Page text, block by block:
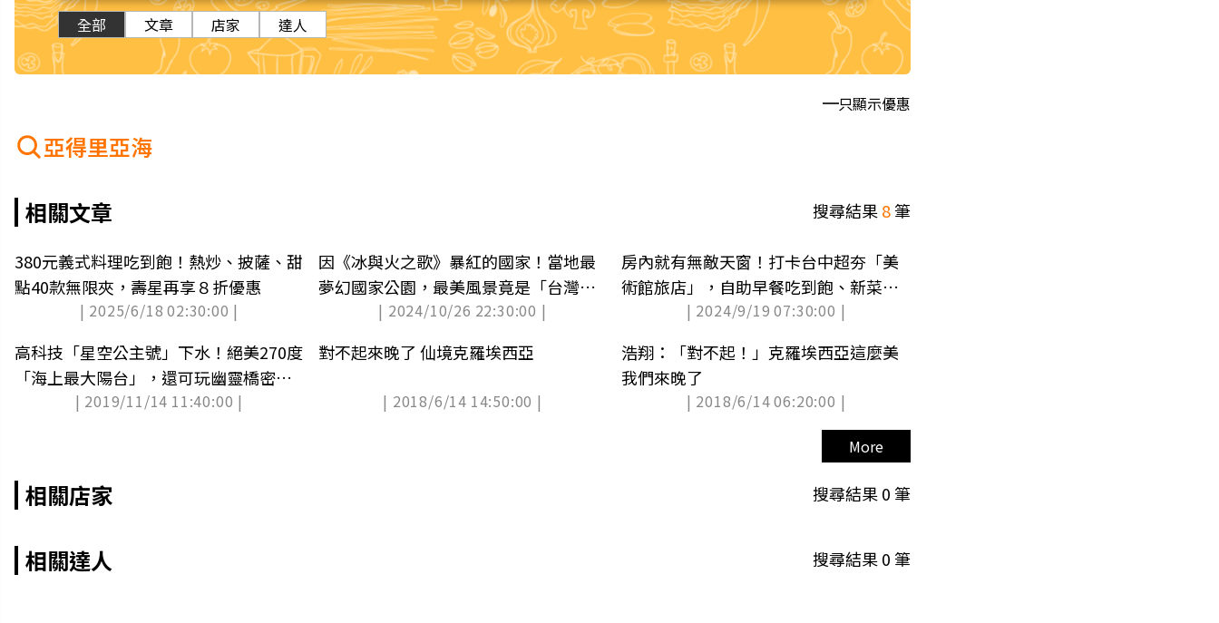
全部 文章 店家 達人
只顯示優惠
亞得里亞海
相關文章 搜尋結果8筆
380元義式料理吃到飽！熱炒、披薩、甜
點40款無限夾，壽星再享８折優惠
| 2025/6/18 02:30:00 |
因《冰與火之歌》暴紅的國家！當地最
夢幻國家公園，最美風景竟是「台灣
| 2024/10/26 22:30:00 |
房內就有無敵天窗！打卡台中超夯「美
術館旅店」，自助早餐吃到飽、新菜單
登場(中獎公布)| 2024/9/19 07:30:00 |
高科技「星空公主號」下水！絕美270度
「海上最大陽台」，還可玩幽靈橋密室
| 2019/11/14 11:40:00 |
對不起來晚了 仙境克羅埃西亞
| 2018/6/14 14:50:00 |
浩翔：「對不起！」克羅埃西亞這麼美
我們來晚了
| 2018/6/14 06:20:00 |
More
相關店家 搜尋結果0筆
相關達人 搜尋結果0筆